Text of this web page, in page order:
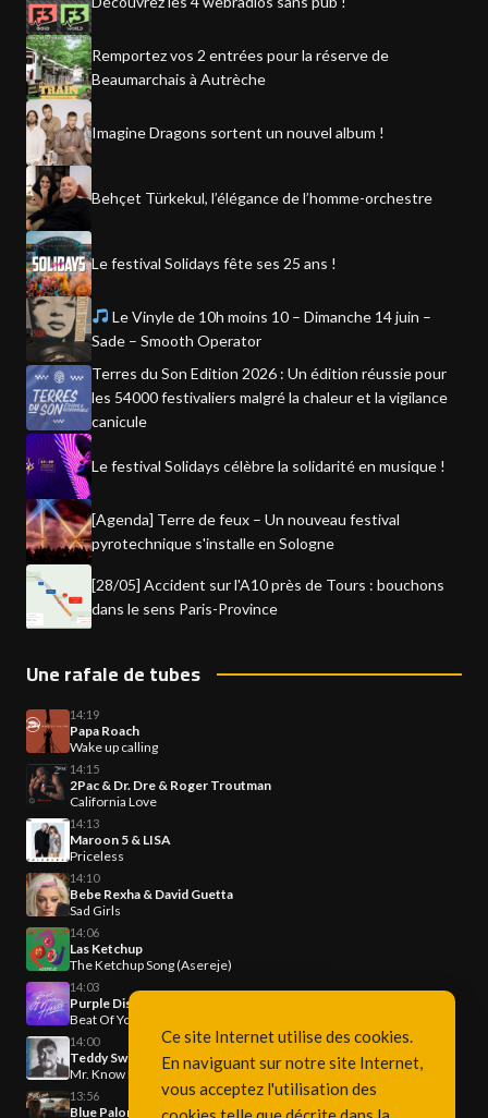
Remportez vos 2 entrées pour la réserve de
Beaumarchais à Autrèche
Imagine Dragons sortent un nouvel album !
Behçet Türkekul, l’élégance de l’homme-orchestre
Le festival Solidays fête ses 25 ans !
Le Vinyle de 10h moins 10 – Dimanche 14 juin –
Sade – Smooth Operator
Terres du Son Edition 2026 : Un édition réussie pour
les 54000 festivaliers malgré la chaleur et la vigilance
canicule
Le festival Solidays célèbre la solidarité en musique !
[Agenda] Terre de feux – Un nouveau festival
pyrotechnique s'installe en Sologne
[28/05] Accident sur l'A10 près de Tours : bouchons
dans le sens Paris-Province
Une rafale de tubes
14:19
Papa Roach
Wake up calling
14:15
2Pac & Dr. Dre & Roger Troutman
California Love
14:13
Maroon 5 & LISA
Priceless
14:10
Bebe Rexha & David Guetta
Sad Girls
14:06
Las Ketchup
The Ketchup Song (Asereje)
14:03
Purple Disco Machine & ÁSDÍS
Beat Of Your Heart
14:00
Teddy Swims
Mr. Know It All
13:56
Blue Paloma
Ce site Internet utilise des cookies.
En naviguant sur notre site Internet,
vous acceptez l'utilisation des